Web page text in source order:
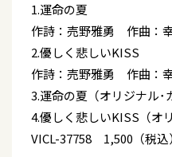
1.運命の夏
作詩：売野雅勇 作曲：
2.優しく悲しいKISS
作詩：売野雅勇 作曲：
3.運命の夏（オリジナル･
4.優しく悲しいKISS（オ
VICL-37758 1,500（税込）